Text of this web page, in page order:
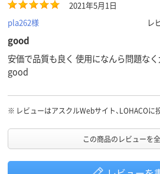
2021年5月1日
pla262様
レ
good
安価で品質も良く 使用になんら問題な
good
※ レビューはアスクルWebサイト、LOHACOに
この商品のレビューを